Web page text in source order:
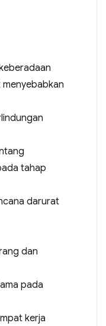
tahap
darurat
dan
pada
kerja